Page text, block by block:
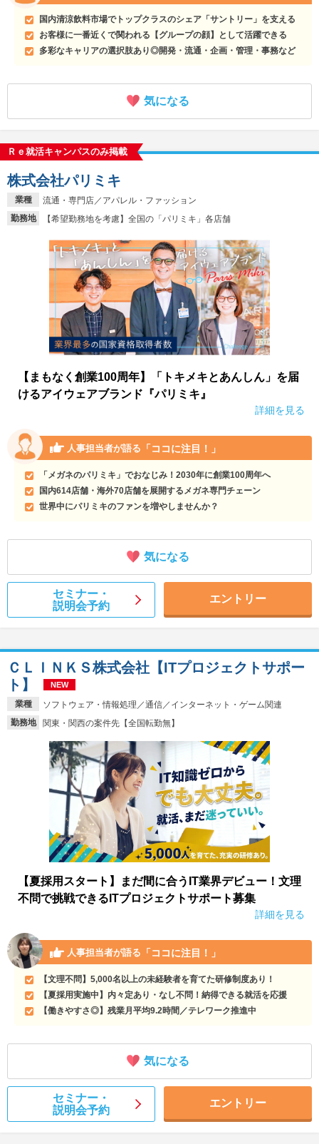
国内清涼飲料市場でトップクラスのシェア「サントリー」を支える
お客様に一番近くで関われる【グループの顔】として活躍できる
多彩なキャリアの選択肢あり◎開発・流通・企画・管理・事務など
気になる
Ｒｅ就活キャンパスのみ掲載
業種
流通・専門店／アパレル・ファッション
勤務地
【希望勤務地を考慮】全国の「パリミキ」各店舗
株式会社パリミキ
【まもなく創業100周年】「トキメキとあんしん」を届
けるアイウェアブランド『パリミキ』
詳細を見る
人事担当者が語る 「ココに注目！」
「メガネのパリミキ」でおなじみ！2030年に創業100周年へ
国内614店舗・海外70店舗を展開するメガネ専門チェーン
世界中にパリミキのファンを増やしませんか？
気になる
セミナー・
説明会予約
エントリー
業種
ソフトウェア・情報処理／通信／インターネット・ゲーム関連
勤務地
関東・関西の案件先【全国転勤無】
ＣＬＩＮＫＳ株式会社【ITプロジェクトサポー
ト】
NEW
【夏採用スタート】まだ間に合うIT業界デビュー！文理
不問で挑戦できるITプロジェクトサポート募集
詳細を見る
人事担当者が語る 「ココに注目！」
【文理不問】5,000名以上の未経験者を育てた研修制度あり！
【夏採用実施中】内々定あり・なし不問！納得できる就活を応援
【働きやすさ◎】残業月平均9.2時間／テレワーク推進中
気になる
セミナー・
説明会予約
エントリー